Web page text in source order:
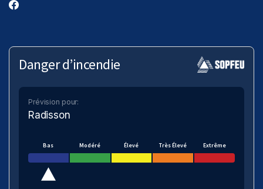
Danger d’incendie
Prévision pour:
Radisson
Bas Modéré Élevé Très Élevé Extrême